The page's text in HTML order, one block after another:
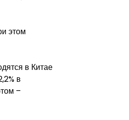
этом
в Китае
в
–